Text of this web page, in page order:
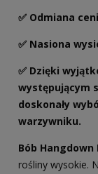
✅ Odmiana
✅ Nasiona
✅ Dzięki
występującym
doskonały
warzywniku.
Bób Hangdown
rośliny wysokie.